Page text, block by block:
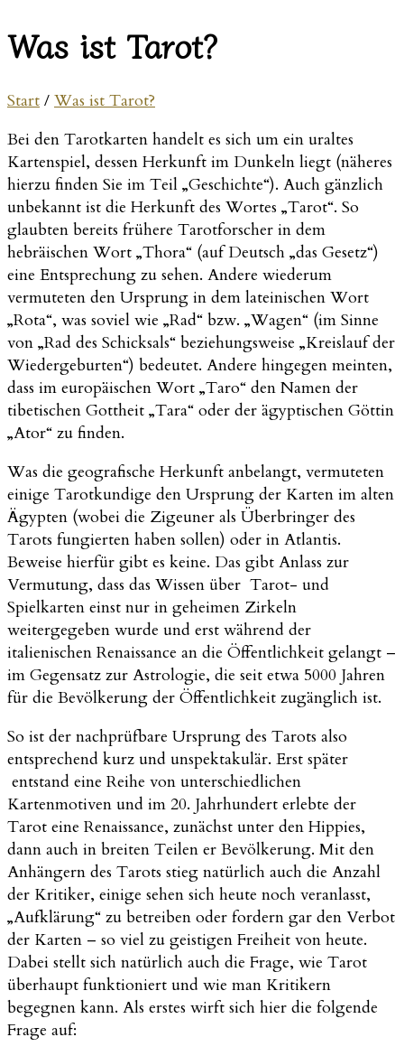
Was ist Tarot?
Start / Was ist Tarot?
Bei den Tarotkarten handelt es sich um ein uraltes
Kartenspiel, dessen Herkunft im Dunkeln liegt (näheres
hierzu finden Sie im Teil „Geschichte“). Auch gänzlich
unbekannt ist die Herkunft des Wortes „Tarot“. So
glaubten bereits frühere Tarotforscher in dem
hebräischen Wort „Thora“ (auf Deutsch „das Gesetz“)
eine Entsprechung zu sehen. Andere wiederum
vermuteten den Ursprung in dem lateinischen Wort
„Rota“, was soviel wie „Rad“ bzw. „Wagen“ (im Sinne
von „Rad des Schicksals“ beziehungsweise „Kreislauf der
Wiedergeburten“) bedeutet. Andere hingegen meinten,
dass im europäischen Wort „Taro“ den Namen der
tibetischen Gottheit „Tara“ oder der ägyptischen Göttin
„Ator“ zu finden.
Was die geografische Herkunft anbelangt, vermuteten
einige Tarotkundige den Ursprung der Karten im alten
Ägypten (wobei die Zigeuner als Überbringer des
Tarots fungierten haben sollen) oder in Atlantis.
Beweise hierfür gibt es keine. Das gibt Anlass zur
Vermutung, dass das Wissen über Tarot- und
Spielkarten einst nur in geheimen Zirkeln
weitergegeben wurde und erst während der
italienischen Renaissance an die Öffentlichkeit gelangt –
im Gegensatz zur Astrologie, die seit etwa 5000 Jahren
für die Bevölkerung der Öffentlichkeit zugänglich ist.
So ist der nachprüfbare Ursprung des Tarots also
entsprechend kurz und unspektakulär. Erst später
entstand eine Reihe von unterschiedlichen
Kartenmotiven und im 20. Jahrhundert erlebte der
Tarot eine Renaissance, zunächst unter den Hippies,
dann auch in breiten Teilen er Bevölkerung. Mit den
Anhängern des Tarots stieg natürlich auch die Anzahl
der Kritiker, einige sehen sich heute noch veranlasst,
„Aufklärung“ zu betreiben oder fordern gar den Verbot
der Karten – so viel zu geistigen Freiheit von heute.
Dabei stellt sich natürlich auch die Frage, wie Tarot
überhaupt funktioniert und wie man Kritikern
begegnen kann. Als erstes wirft sich hier die folgende
Frage auf: